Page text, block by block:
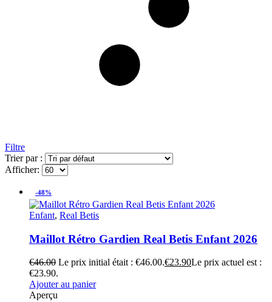
Filtre
Trier par :
Afficher:
-48%
Enfant, Real Betis
Maillot Rétro Gardien Real Betis Enfant 2026
€46.00 Le prix initial était : €46.00.€23.90Le prix actuel est :
€23.90.
Ajouter au panier
Aperçu